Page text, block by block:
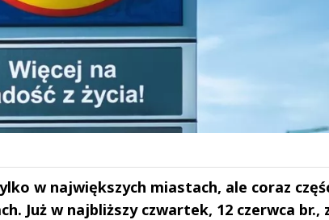
w największych miastach, ale coraz
Już w najbliższy czwartek, 12 czerwca br.,